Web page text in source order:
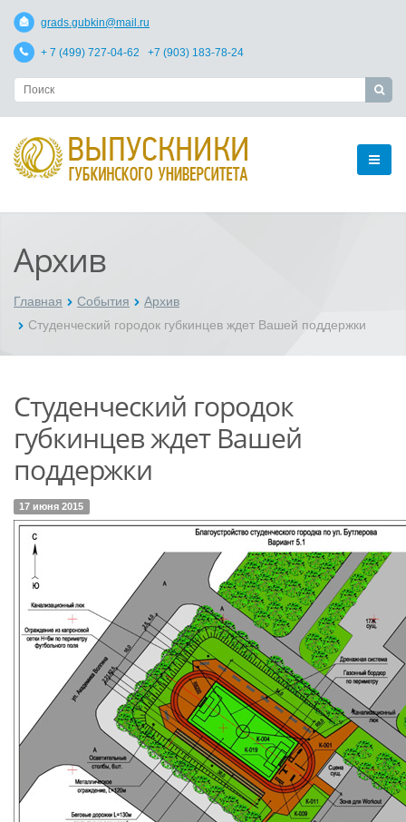
grads.gubkin@mail.ru
+ 7 (499) 727-04-62 +7 (903) 183-78-24
Архив
Главная События
Архив
Студенческий городок губкинцев ждет Вашей поддержки
Студенческий городок
губкинцев ждет Вашей
поддержки
17 июня 2015